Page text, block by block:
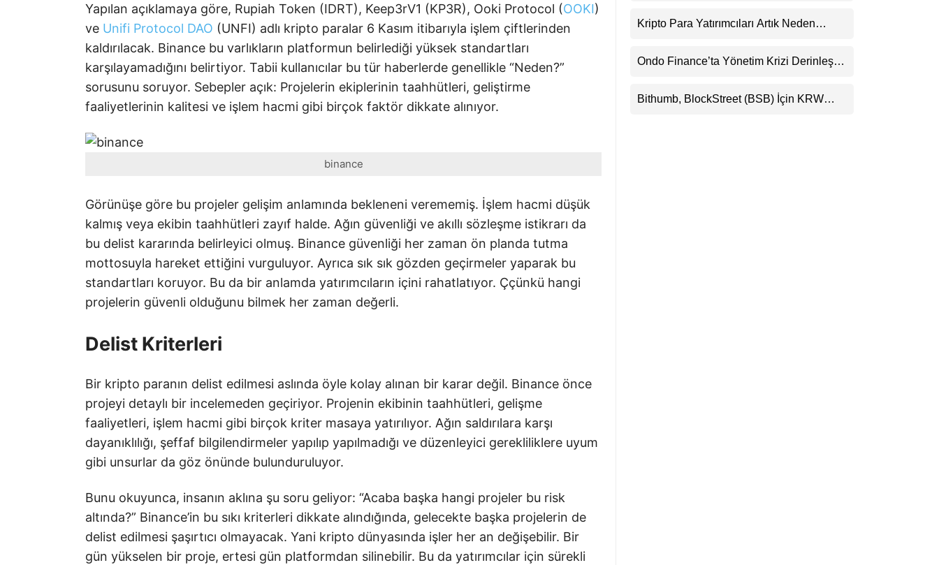
Yapılan açıklamaya göre, Rupiah Token (IDRT), Keep3rV1 (KP3R), Ooki Protocol (OOKI)
ve Unifi Protocol DAO (UNFI) adlı kripto paralar 6 Kasım itibarıyla işlem çiftlerinden
kaldırılacak. Binance bu varlıkların platformun belirlediği yüksek standartları
karşılayamadığını belirtiyor. Tabii kullanıcılar bu tür haberlerde genellikle “Neden?”
sorusunu soruyor. Sebepler açık: Projelerin ekiplerinin taahhütleri, geliştirme
faaliyetlerinin kalitesi ve işlem hacmi gibi birçok faktör dikkate alınıyor.
binance
Görünüşe göre bu projeler gelişim anlamında bekleneni verememiş. İşlem hacmi düşük
kalmış veya ekibin taahhütleri zayıf halde. Ağın güvenliği ve akıllı sözleşme istikrarı da
bu delist kararında belirleyici olmuş. Binance güvenliği her zaman ön planda tutma
mottosuyla hareket ettiğini vurguluyor. Ayrıca sık sık gözden geçirmeler yaparak bu
standartları koruyor. Bu da bir anlamda yatırımcıların içini rahatlatıyor. Ççünkü hangi
projelerin güvenli olduğunu bilmek her zaman değerli.
Delist Kriterleri
Bir kripto paranın delist edilmesi aslında öyle kolay alınan bir karar değil. Binance önce
projeyi detaylı bir incelemeden geçiriyor. Projenin ekibinin taahhütleri, gelişme
faaliyetleri, işlem hacmi gibi birçok kriter masaya yatırılıyor. Ağın saldırılara karşı
dayanıklılığı, şeffaf bilgilendirmeler yapılıp yapılmadığı ve düzenleyici gerekliliklere uyum
gibi unsurlar da göz önünde bulunduruluyor.
Bunu okuyunca, insanın aklına şu soru geliyor: “Acaba başka hangi projeler bu risk
altında?” Binance’in bu sıkı kriterleri dikkate alındığında, gelecekte başka projelerin de
delist edilmesi şaşırtıcı olmayacak. Yani kripto dünyasında işler her an değişebilir. Bir
gün yükselen bir proje, ertesi gün platformdan silinebilir. Bu da yatırımcılar için sürekli
Görecek
Kripto Para Yatırımcıları Artık Neden
Ondo Finance’ta Yönetim Krizi Derinleşti:
Kontrolü Mahkemeye Taşındı
Bithumb, BlockStreet (BSB) İçin KRW